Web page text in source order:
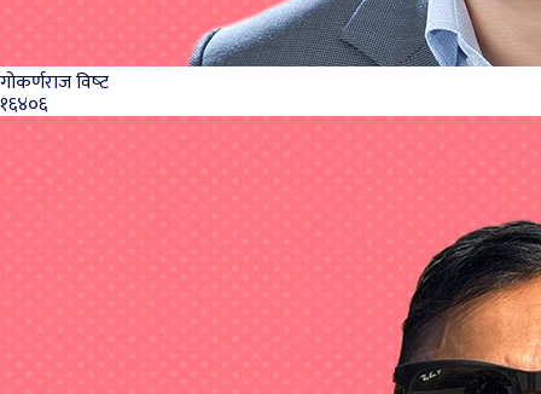
गोकर्णराज विष्‍ट
१६४०६